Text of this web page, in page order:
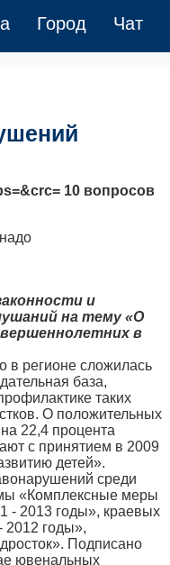
Город Чат
10 вопросов
и
на тему «О
в
в регионе сложилась
база,
таких
О положительных
22,4 процента
с принятием в 2009
детей».
среди
«Комплексные меры
- 2013 годы», краевых
2012 годы»,
Подписано
ювенальных